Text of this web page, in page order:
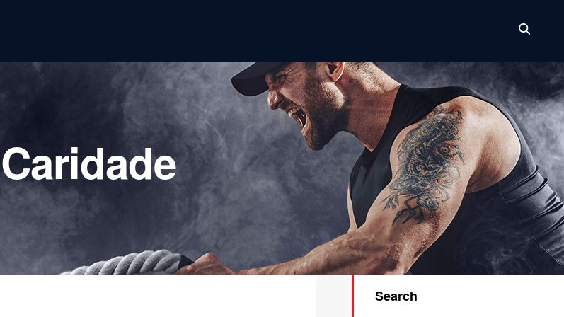
Caridade
Search